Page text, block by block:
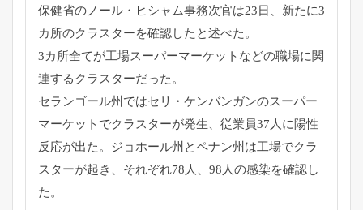
保健省のノール・ヒシャム事務次官は23日、 新たに3
カ所のクラスターを確認したと述べた。
3カ所全てが工場スーパーマーケットなどの職場に関
連するクラス ターだった。
セランゴール州ではセリ・ ケンバンガンのスーパー
マーケットでクラスターが発生、 従業員37人に陽性
反応が出た。 ジョホール州とペナン州は工場でクラ
スターが起き、 それぞれ78人、98人の感染を確認し
た。